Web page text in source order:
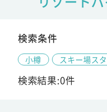
検索条件
小樽 スキー場ス
検索結果:0件